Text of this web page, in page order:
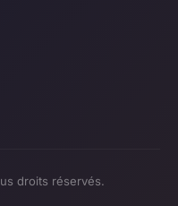
droits réservés.